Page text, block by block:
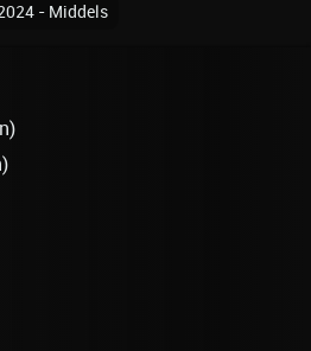
- Middels